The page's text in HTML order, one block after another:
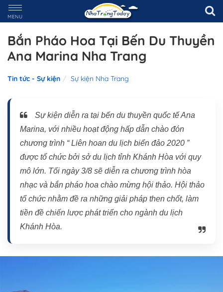
MENU
Bắn Pháo Hoa Tại Bến Du Thuyền
Ana Marina Nha Trang
Tin tức - Sự kiện Sự kiện Nha Trang
Sự kiện diễn ra tại bến du thuyền quốc tế Ana
Marina, với nhiều hoạt động hấp dẫn chào đón
chương trình “ Liên hoan du lịch biển đảo 2020 ”
được tổ chức bởi sở du lịch tỉnh Khánh Hòa với quy
mô lớn. Tối ngày 3/8 sẽ diễn ra chương trình hòa
nhạc và bắn pháo hoa chào mừng hội thảo. Hội thảo
tổ chức nhằm đề ra những giải pháp then chốt, làm
tiền đề chiến lược phát triển cho ngành du lịch
Khánh Hòa.